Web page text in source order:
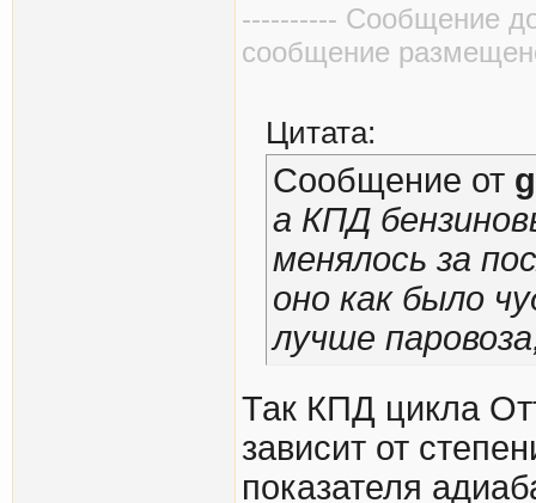
---------- Сообщение
сообщение
Цитата:
Сообщение от
а КПД
менялось за
оно как было
лучше
Так КПД цикла
зависит от
показателя